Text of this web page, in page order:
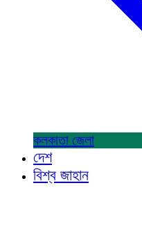
কলকাতা জেলা
দেশ
বিশ্ব জাহান